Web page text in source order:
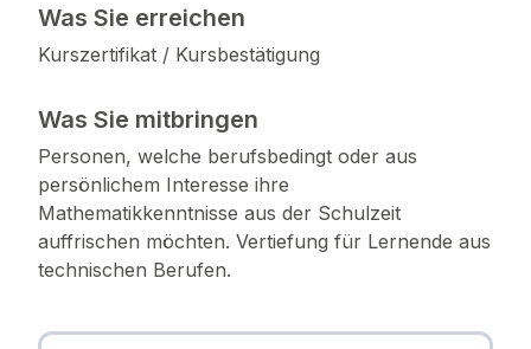
Was Sie erreichen
Kurszertifikat / Kursbestätigung
Was Sie mitbringen
Personen, welche berufsbedingt oder aus
persönlichem Interesse ihre
Mathematikkenntnisse aus der Schulzeit
auffrischen möchten. Vertiefung für Lernende aus
technischen Berufen.